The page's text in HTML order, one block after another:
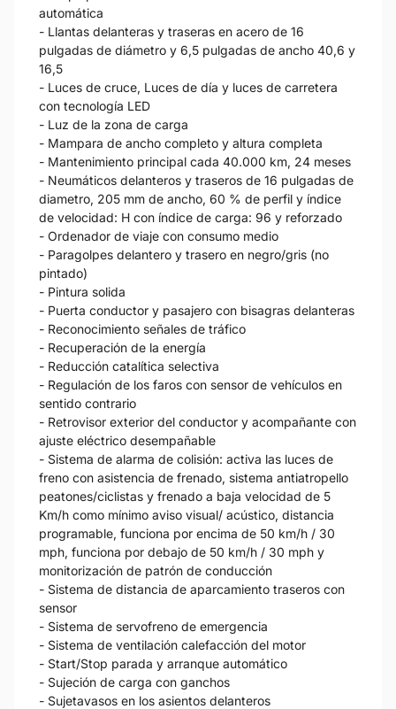
automática
- Llantas delanteras y traseras en acero de 16
pulgadas de diámetro y 6,5 pulgadas de ancho 40,6 y
16,5
- Luces de cruce, Luces de día y luces de carretera
con tecnología LED
- Luz de la zona de carga
- Mampara de ancho completo y altura completa
- Mantenimiento principal cada 40.000 km, 24 meses
- Neumáticos delanteros y traseros de 16 pulgadas de
diametro, 205 mm de ancho, 60 % de perfil y índice
de velocidad: H con índice de carga: 96 y reforzado
- Ordenador de viaje con consumo medio
- Paragolpes delantero y trasero en negro/gris (no
pintado)
- Pintura solida
- Puerta conductor y pasajero con bisagras delanteras
- Reconocimiento señales de tráfico
- Recuperación de la energía
- Reducción catalítica selectiva
- Regulación de los faros con sensor de vehículos en
sentido contrario
- Retrovisor exterior del conductor y acompañante con
ajuste eléctrico desempañable
- Sistema de alarma de colisión: activa las luces de
freno con asistencia de frenado, sistema antiatropello
peatones/ciclistas y frenado a baja velocidad de 5
Km/h como mínimo aviso visual/ acústico, distancia
programable, funciona por encima de 50 km/h / 30
mph, funciona por debajo de 50 km/h / 30 mph y
monitorización de patrón de conducción
- Sistema de distancia de aparcamiento traseros con
sensor
- Sistema de servofreno de emergencia
- Sistema de ventilación calefacción del motor
- Start/Stop parada y arranque automático
- Sujeción de carga con ganchos
- Sujetavasos en los asientos delanteros